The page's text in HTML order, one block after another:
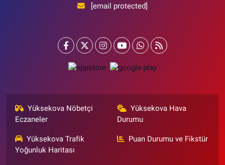
[email protected]
Yüksekova Nöbetçi
Eczaneler
Yüksekova Hava
Durumu
Yüksekova Trafik
Yoğunluk Haritası
Puan Durumu ve Fikstür